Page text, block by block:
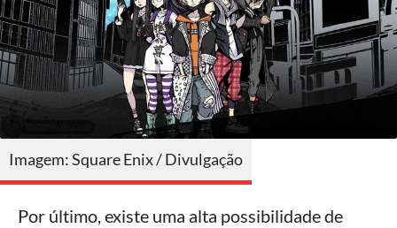
Imagem: Square Enix / Divulgação
Por último, existe uma alta possibilidade de